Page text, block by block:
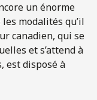
un énorme
modalités qu’il
canadien, qui se
et s’attend à
est disposé à